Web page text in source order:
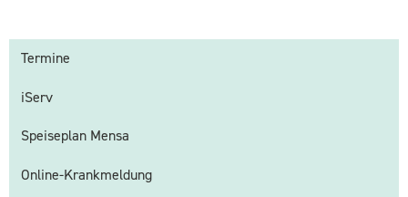
Termine
iServ
Speiseplan Mensa
Online-Krankmeldung